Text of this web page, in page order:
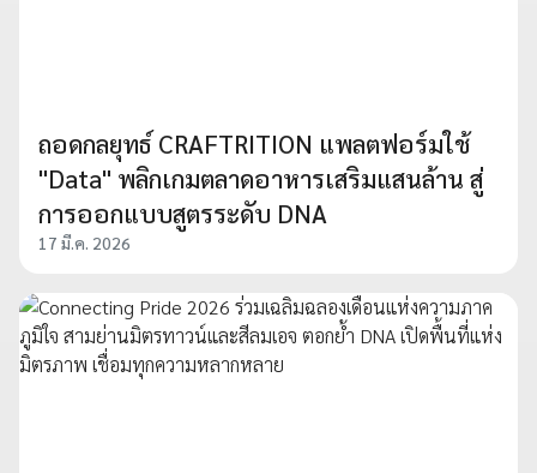
ถอดกลยุทธ์ CRAFTRITION แพลตฟอร์มใช้
"Data" พลิกเกมตลาดอาหารเสริมแสนล้าน สู่
การออกแบบสูตรระดับ DNA
17 มี.ค. 2026